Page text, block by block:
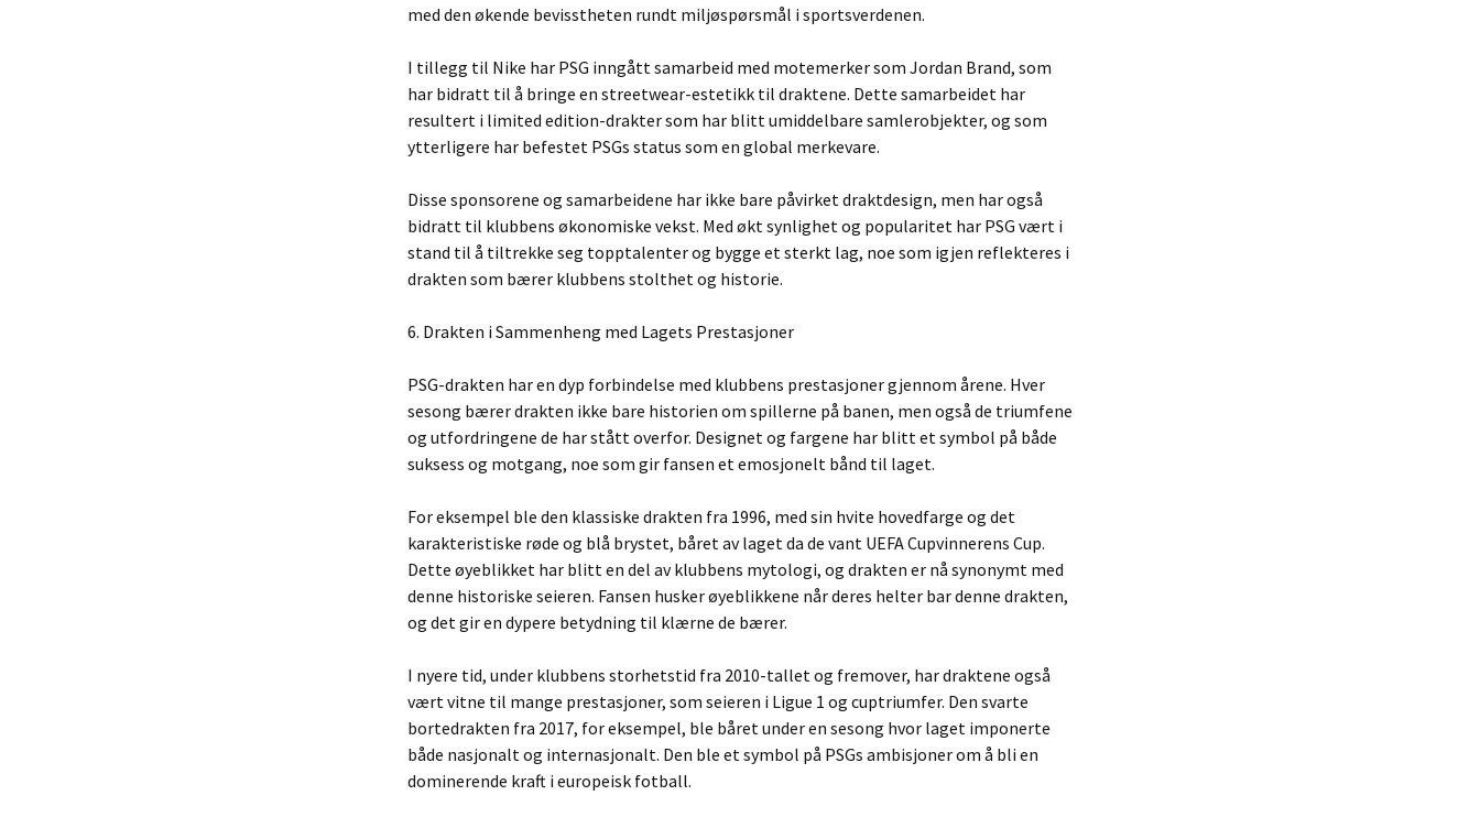
med den økende bevisstheten rundt miljøspørsmål i sportsverdenen.
I tillegg til Nike har PSG inngått samarbeid med motemerker som Jordan Brand, som
har bidratt til å bringe en streetwear-estetikk til draktene. Dette samarbeidet har
resultert i limited edition-drakter som har blitt umiddelbare samlerobjekter, og som
ytterligere har befestet PSGs status som en global merkevare.
Disse sponsorene og samarbeidene har ikke bare påvirket draktdesign, men har også
bidratt til klubbens økonomiske vekst. Med økt synlighet og popularitet har PSG vært i
stand til å tiltrekke seg topptalenter og bygge et sterkt lag, noe som igjen reflekteres i
drakten som bærer klubbens stolthet og historie.
6. Drakten i Sammenheng med Lagets Prestasjoner
PSG-drakten har en dyp forbindelse med klubbens prestasjoner gjennom årene. Hver
sesong bærer drakten ikke bare historien om spillerne på banen, men også de triumfene
og utfordringene de har stått overfor. Designet og fargene har blitt et symbol på både
suksess og motgang, noe som gir fansen et emosjonelt bånd til laget.
For eksempel ble den klassiske drakten fra 1996, med sin hvite hovedfarge og det
karakteristiske røde og blå brystet, båret av laget da de vant UEFA Cupvinnerens Cup.
Dette øyeblikket har blitt en del av klubbens mytologi, og drakten er nå synonymt med
denne historiske seieren. Fansen husker øyeblikkene når deres helter bar denne drakten,
og det gir en dypere betydning til klærne de bærer.
I nyere tid, under klubbens storhetstid fra 2010-tallet og fremover, har draktene også
vært vitne til mange prestasjoner, som seieren i Ligue 1 og cuptriumfer. Den svarte
bortedrakten fra 2017, for eksempel, ble båret under en sesong hvor laget imponerte
både nasjonalt og internasjonalt. Den ble et symbol på PSGs ambisjoner om å bli en
dominerende kraft i europeisk fotball.